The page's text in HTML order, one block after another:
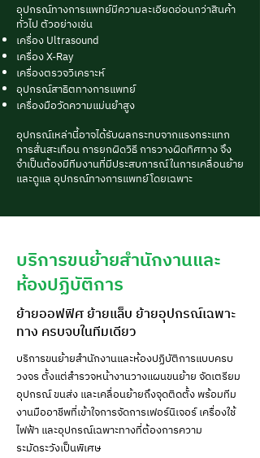
อุปกรณ์ทางการแพทย์มีความละเอียดอ่อนกว่าสินค้า
ทั่วไป ตัวอย่างเช่น
เครื่อง Ultrasound
เครื่อง X-Ray
เครื่องตรวจวิเคราะห์
อุปกรณ์สาธิตทางการแพทย์
เครื่องมือวัดความแม่นยำสูง
อุปกรณ์เหล่านี้อาจได้รับผลกระทบจากแรงกระแทก
การสั่นสะเทือน การยกผิดวิธี การวางผิดทิศทาง จึง
จำเป็นต้องมีทีมงานที่มีประสบการณ์ในการเคลื่อนย้าย
และดูแล อุปกรณ์ทางการแพทย์โดยเฉพาะ
บริการขนย้ายสำนักงานและ
ห้องปฏิบัติการ
ย้ายออฟฟิศ ย้ายแล็บ ย้ายอุปกรณ์เฉพาะ
ทาง ครบจบในทีมเดียว
บริการขนย้ายสำนักงานและห้องปฏิบัติการแบบครบ
วงจร ตั้งแต่สำรวจหน้างานวางแผนขนย้าย จัดเตรียม
อุปกรณ์ ขนส่ง และเคลื่อนย้ายถึงจุดติดตั้ง พร้อมทีม
งานมืออาชีพที่เข้าใจการจัดการเฟอร์นิเจอร์ เครื่องใช้
ไฟฟ้า และอุปกรณ์เฉพาะทางที่ต้องการความ
ระมัดระวังเป็นพิเศษ